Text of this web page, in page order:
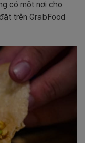
có một nơi cho
trên GrabFood